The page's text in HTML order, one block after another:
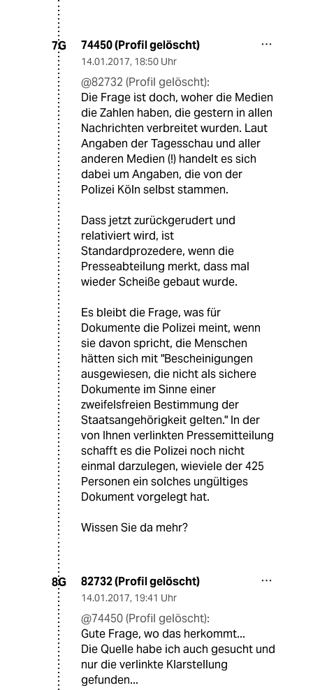
7G 74450 (Profil gelöscht)
14.01.2017, 18:50 Uhr
@82732 (Profil gelöscht):
Die Frage ist doch, woher die Medien
die Zahlen haben, die gestern in allen
Nachrichten verbreitet wurden. Laut
Angaben der Tagesschau und aller
anderen Medien (!) handelt es sich
dabei um Angaben, die von der
Polizei Köln selbst stammen.
Dass jetzt zurückgerudert und
relativiert wird, ist
Standardprozedere, wenn die
Presseabteilung merkt, dass mal
wieder Scheiße gebaut wurde.
Es bleibt die Frage, was für
Dokumente die Polizei meint, wenn
sie davon spricht, die Menschen
hätten sich mit "Bescheinigungen
ausgewiesen, die nicht als sichere
Dokumente im Sinne einer
zweifelsfreien Bestimmung der
Staatsangehörigkeit gelten." In der
von Ihnen verlinkten Pressemitteilung
schafft es die Polizei noch nicht
einmal darzulegen, wieviele der 425
Personen ein solches ungültiges
Dokument vorgelegt hat.
Wissen Sie da mehr?
8G 82732 (Profil gelöscht)
14.01.2017, 19:41 Uhr
@74450 (Profil gelöscht):
Gute Frage, wo das herkommt...
Die Quelle habe ich auch gesucht und
nur die verlinkte Klarstellung
gefunden...